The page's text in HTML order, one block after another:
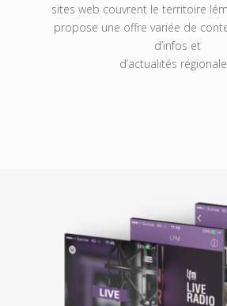
sites web couvrent le territoire
propose une offre variée de
d’infos et
d’actualités